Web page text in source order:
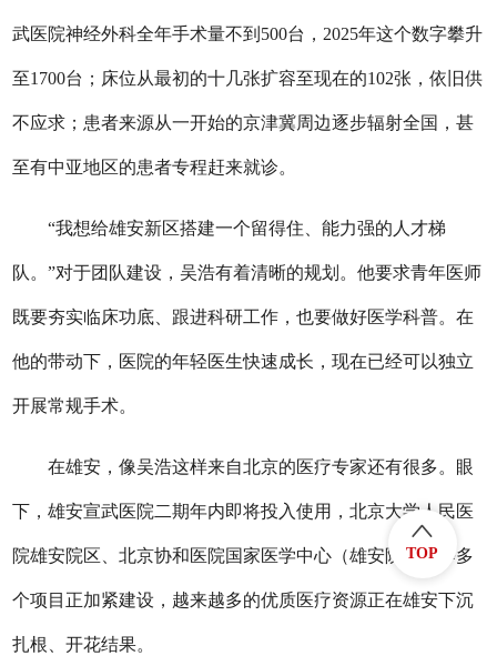
武医院神经外科全年手术量不到500台，2025年这个数字攀升
至1700台；床位从最初的十几张扩容至现在的102张，依旧供
不应求；患者来源从一开始的京津冀周边逐步辐射全国，甚
至有中亚地区的患者专程赶来就诊。
“我想给雄安新区搭建一个留得住、能力强的人才梯
队。”对于团队建设，吴浩有着清晰的规划。他要求青年医师
既要夯实临床功底、跟进科研工作，也要做好医学科普。在
他的带动下，医院的年轻医生快速成长，现在已经可以独立
开展常规手术。
在雄安，像吴浩这样来自北京的医疗专家还有很多。眼
下，雄安宣武医院二期年内即将投入使用，北京大学人民医
院雄安院区、北京协和医院国家医学中心（雄安院区）等多
个项目正加紧建设，越来越多的优质医疗资源正在雄安下沉
扎根、开花结果。
TOP